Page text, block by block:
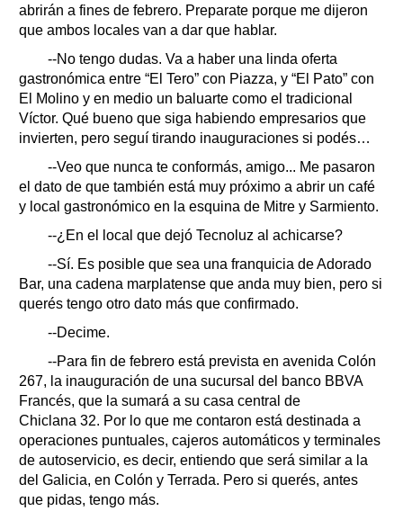
abrirán a fines de febrero. Preparate porque me dijeron
que ambos locales van a dar que hablar.
--No tengo dudas. Va a haber una linda oferta
gastronómica entre “El Tero” con Piazza, y “El Pato” con
El Molino y en medio un baluarte como el tradicional
Víctor. Qué bueno que siga habiendo empresarios que
invierten, pero seguí tirando inauguraciones si podés…
--Veo que nunca te conformás, amigo... Me pasaron
el dato de que también está muy próximo a abrir un café
y local gastronómico en la esquina de Mitre y Sarmiento.
--¿En el local que dejó Tecnoluz al achicarse?
--Sí. Es posible que sea una franquicia de Adorado
Bar, una cadena marplatense que anda muy bien, pero si
querés tengo otro dato más que confirmado.
--Decime.
--Para fin de febrero está prevista en avenida Colón
267, la inauguración de una sucursal del banco BBVA
Francés, que la sumará a su casa central de
Chiclana 32. Por lo que me contaron está destinada a
operaciones puntuales, cajeros automáticos y terminales
de autoservicio, es decir, entiendo que será similar a la
del Galicia, en Colón y Terrada. Pero si querés, antes
que pidas, tengo más.